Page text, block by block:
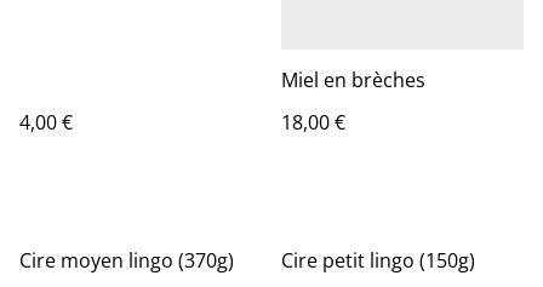
4,00 €
Miel en brèches
18,00 €
Cire moyen lingo (370g)
Cire petit lingo (150g)